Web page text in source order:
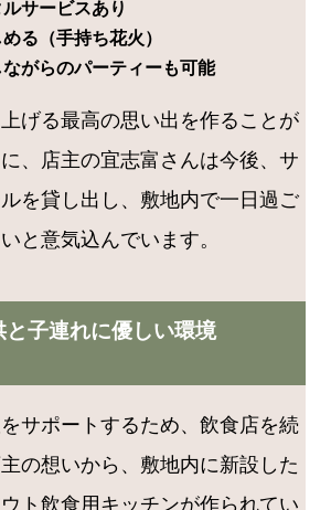
サービスあり
る（手持ち花火）
がらのパーティーも可能
げる最高の思い出を作ることが
、店主の宜志富さんは今後、サ
を貸し出し、敷地内で一日過ご
と意気込んでいます。
と子連れに優しい環境
サポートするため、飲食店を続
の想いから、敷地内に新設した
ト飲食用キッチンが作られてい